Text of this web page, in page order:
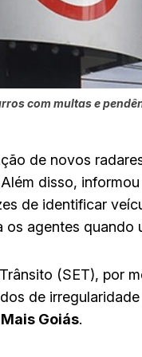
com multas e
de novos
disso,
de identificar
agentes quando
(SET), por
de
Mais Goiás.